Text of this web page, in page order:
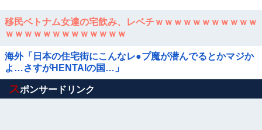
移民ベトナム女達の宅飲み、レベチｗｗｗｗｗｗｗｗｗｗｗ
ｗｗｗｗｗｗｗｗｗｗｗｗｗ
海外「日本の住宅街にこんなレ●プ魔が潜んでるとかマジか
よ…さすがHENTAIの国…」
Powered by livedoor 相互RSS
スポンサードリンク